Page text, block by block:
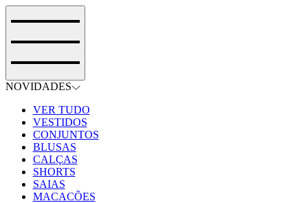
NOVIDADES
VER TUDO
VESTIDOS
CONJUNTOS
BLUSAS
CALÇAS
SHORTS
SAIAS
MACACÕES